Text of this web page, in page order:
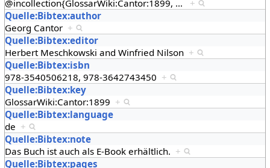
@incollection{GlossarWiki:Cantor:1899, …
+
Quelle:Bibtex:author
Georg Cantor +
Quelle:Bibtex:editor
Herbert Meschkowski and Winfried Nilson +
Quelle:Bibtex:isbn
978-3540506218, 978-3642743450 +
Quelle:Bibtex:key
GlossarWiki:Cantor:1899 +
Quelle:Bibtex:language
de +
Quelle:Bibtex:note
Das Buch ist auch als E-Book erhältlich. +
Quelle:Bibtex:pages